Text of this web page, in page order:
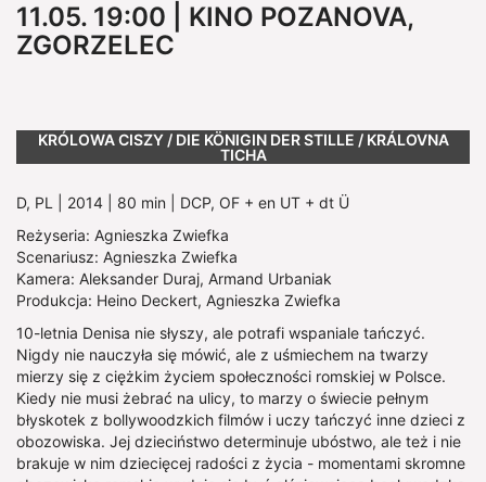
11.05. 19:00 | KINO POZANOVA,
ZGORZELEC
KRÓLOWA CISZY / DIE KÖNIGIN DER STILLE / KRÁLOVNA
TICHA
D, PL | 2014 | 80 min | DCP, OF + en UT + dt Ü
Reżyseria: Agnieszka Zwiefka
Scenariusz: Agnieszka Zwiefka
Kamera: Aleksander Duraj, Armand Urbaniak
Produkcja: Heino Deckert, Agnieszka Zwiefka
10-letnia Denisa nie słyszy, ale potrafi wspaniale tańczyć.
Nigdy nie nauczyła się mówić, ale z uśmiechem na twarzy
mierzy się z ciężkim życiem społeczności romskiej w Polsce.
Kiedy nie musi żebrać na ulicy, to marzy o świecie pełnym
błyskotek z bollywoodzkich filmów i uczy tańczyć inne dzieci z
obozowiska. Jej dzieciństwo determinuje ubóstwo, ale też i nie
brakuje w nim dziecięcej radości z życia - momentami skromne